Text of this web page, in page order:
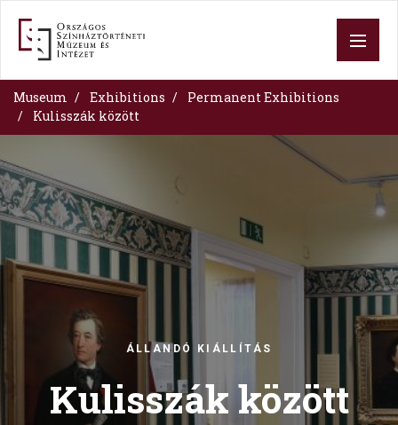
content
Museum Exhibitions
Permanent Exhibitions
Kulisszák között
ÁLLANDÓ KIÁLLÍTÁS
Kulisszák között